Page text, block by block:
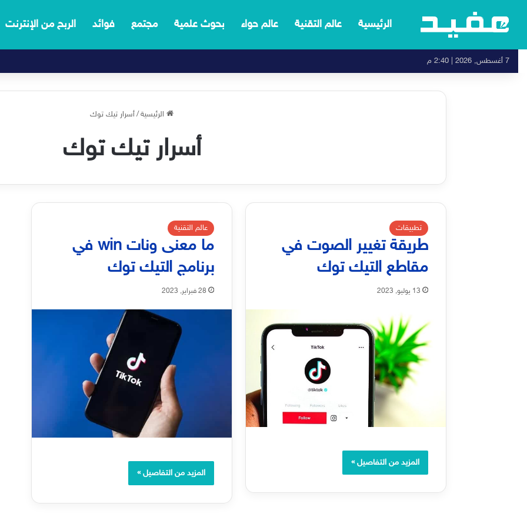
الرئيسية عالم التقنية عالم حواء بحوث علمية مجتمع فوائد الربح من الإنترنت
7 أغسطس, 2026 | 2:40 م
الرئيسية/أسرار تيك توك
أسرار تيك توك
تطبيقات
طريقة تغيير الصوت في
مقاطع التيك توك
13 يوليو, 2023
المزيد من التفاصيل »
عالم التقنية
ما معنى ونات win في
برنامج التيك توك
28 فبراير, 2023
المزيد من التفاصيل »